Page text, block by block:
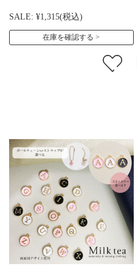
SALE: ¥1,315(税込)
在庫を確認する